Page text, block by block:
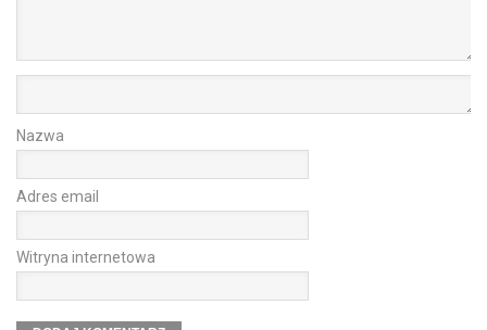
Nazwa
Adres email
Witryna internetowa